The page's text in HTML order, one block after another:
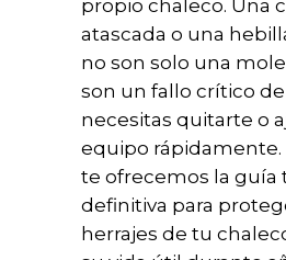
propio chaleco. Una
atascada o una
no son solo una
son un fallo crítico
necesitas quitarte o
equipo rápidamente.
te ofrecemos la guía
definitiva para
herrajes de tu